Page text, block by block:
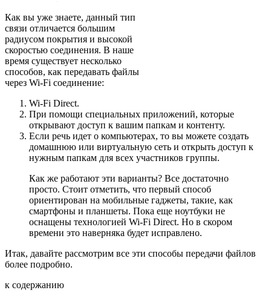
Как вы уже знаете, данный тип
связи отличается большим
радиусом покрытия и высокой
скоростью соединения. В наше
время существует несколько
способов, как передавать файлы
через Wi-Fi соединение:
Wi-Fi Direct.
При помощи специальных приложений, которые
открывают доступ к вашим папкам и контенту.
Если речь идет о компьютерах, то вы можете создать
домашнюю или виртуальную сеть и открыть доступ к
нужным папкам для всех участников группы.
Как же работают эти варианты? Все достаточно
просто. Стоит отметить, что первый способ
ориентирован на мобильные гаджеты, такие, как
смартфоны и планшеты. Пока еще ноутбуки не
оснащены технологией Wi-Fi Direct. Но в скором
времени это наверняка будет исправлено.
Итак, давайте рассмотрим все эти способы передачи файлов
более подробно.
к содержанию